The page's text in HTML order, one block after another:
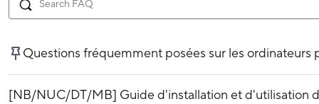
Questions fréquemment posées sur les ordinateurs
[NB/NUC/DT/MB] Guide d'installation et d'utilisation